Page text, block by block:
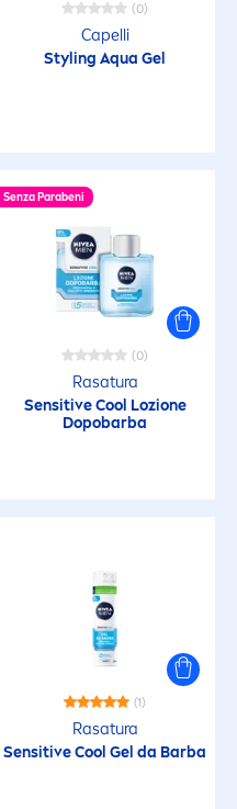
(0)
Capelli
Styling Aqua Gel
Senza Parabeni
(0)
Rasatura
Sensitive Cool Lozione
Dopobarba
(1)
Rasatura
SensitiveCool Gel da Barba